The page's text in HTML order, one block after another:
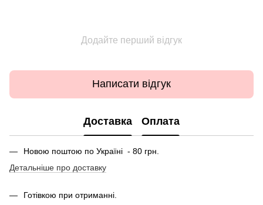
Додайте перший відгук
Написати відгук
Доставка Оплата
Новою поштою по Україні - 80 грн.
Детальніше про доставку
Готівкою при отриманні.